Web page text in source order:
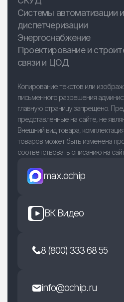
Системы автоматизации и
диспетчеризации
Энергоснабжение
Проектирование и
связи и ЦОД
Копирование текстов или
письменного разрешения
главную страницу запрещено.
представленные на сайте, не
Внешний вид товара,
товаров может быть изменена
соответствовать описанию на
max.ochip
ВК Видео
8 (800) 333 68 55
info@ochip.ru